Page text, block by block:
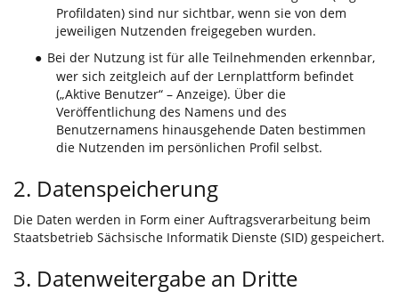
Profildaten) sind nur sichtbar, wenn sie von dem
jeweiligen Nutzenden freigegeben wurden.
● Bei der Nutzung ist für alle Teilnehmenden erkennbar,
wer sich zeitgleich auf der Lernplattform befindet
(„Aktive Benutzer“ – Anzeige). Über die
Veröffentlichung des Namens und des
Benutzernamens hinausgehende Daten bestimmen
die Nutzenden im persönlichen Profil selbst.
2. Datenspeicherung
Die Daten werden in Form einer Auftragsverarbeitung beim
Staatsbetrieb Sächsische Informatik Dienste (SID) gespeichert.
3. Datenweitergabe an Dritte